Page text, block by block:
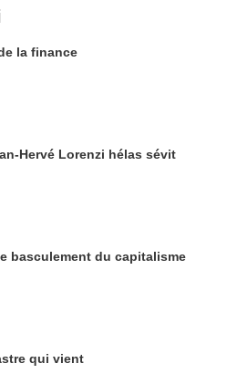
la finance
Hervé Lorenzi hélas sévit
basculement du capitalisme
qui vient